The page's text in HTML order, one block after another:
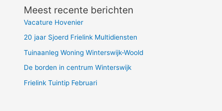
Meest recente berichten
Vacature Hovenier
20 jaar Sjoerd Frielink Multidiensten
Tuinaanleg Woning Winterswijk-Woold
De borden in centrum Winterswijk
Frielink Tuintip Februari